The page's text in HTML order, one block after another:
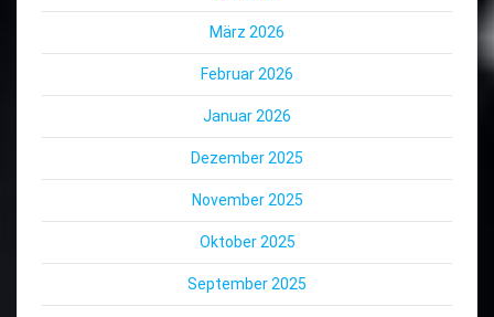
März 2026
Februar 2026
Januar 2026
Dezember 2025
November 2025
Oktober 2025
September 2025